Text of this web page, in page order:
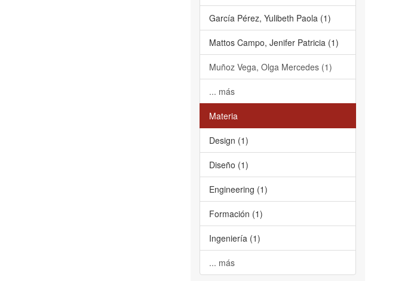
García Pérez, Yulibeth Paola (1)
Mattos Campo, Jenifer Patricia (1)
Muñoz Vega, Olga Mercedes (1)
... más
Materia
Design (1)
Diseño (1)
Engineering (1)
Formación (1)
Ingeniería (1)
... más